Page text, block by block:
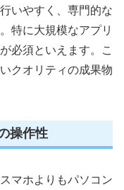
いやすく、専門的な
特に大規模なアプリ
必須といえます。こ
クオリティの成果物
操作性
マホよりもパソコン